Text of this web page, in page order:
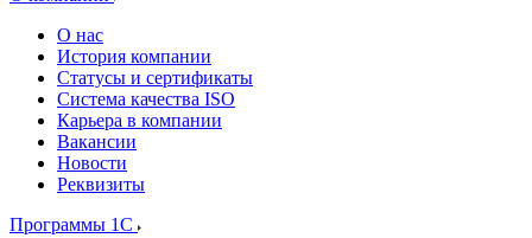
О нас
История компании
Статусы и сертификаты
Система качества ISO
Карьера в компании
Вакансии
Новости
Реквизиты
Программы 1С